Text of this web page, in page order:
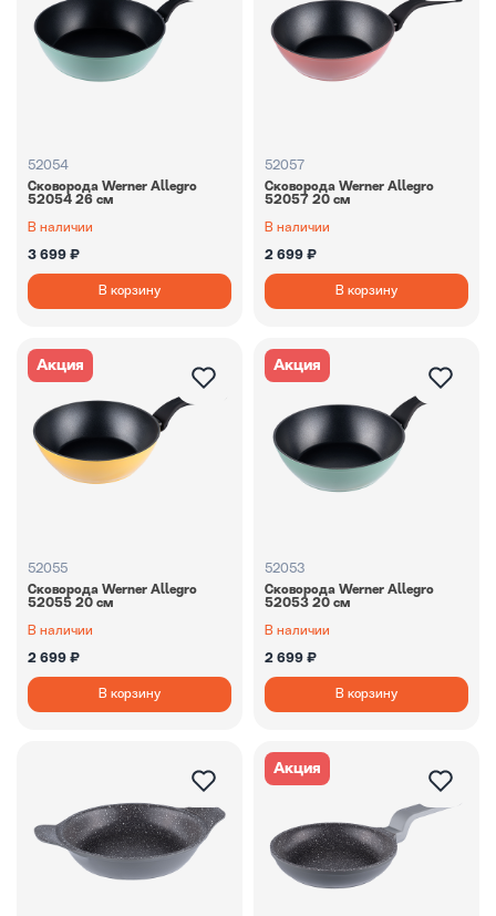
52054
Сковорода Werner Allegro
52054 26 см
В наличии
3 699 ₽
В корзину
52057
Сковорода Werner Allegro
52057 20 см
В наличии
2 699 ₽
В корзину
Акция
52055
Сковорода Werner Allegro
52055 20 см
В наличии
2 699 ₽
В корзину
Акция
52053
Сковорода Werner Allegro
52053 20 см
В наличии
2 699 ₽
В корзину
Акция